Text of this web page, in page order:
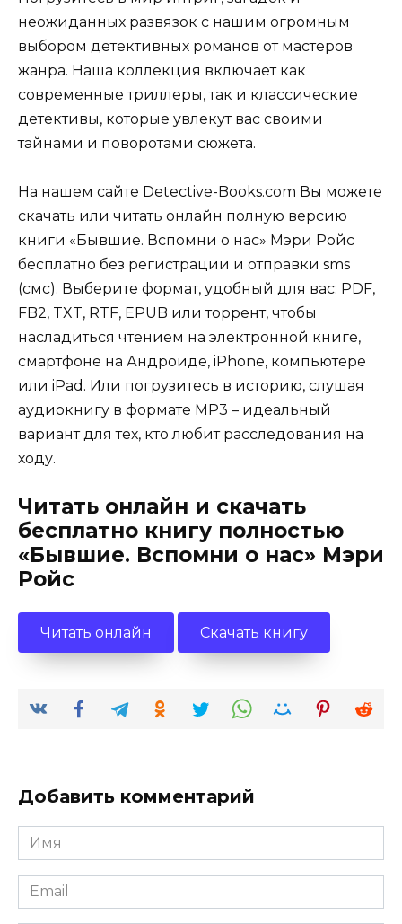
неожиданных развязок с нашим огромным
выбором детективных романов от мастеров
жанра. Наша коллекция включает как
современные триллеры, так и классические
детективы, которые увлекут вас своими
тайнами и поворотами сюжета.
На нашем сайте Detective-Books.com Вы можете
скачать или читать онлайн полную версию
книги «Бывшие. Вспомни о нас» Мэри Ройс
бесплатно без регистрации и отправки sms
(смс). Выберите формат, удобный для вас: PDF,
FB2, TXT, RTF, EPUB или торрент, чтобы
насладиться чтением на электронной книге,
смартфоне на Андроиде, iPhone, компьютере
или iPad. Или погрузитесь в историю, слушая
аудиокнигу в формате MP3 – идеальный
вариант для тех, кто любит расследования на
ходу.
Читать онлайн и скачать
бесплатно книгу полностью
«Бывшие. Вспомни о нас» Мэри
Ройс
Читать онлайн Скачать книгу
Добавить комментарий
Имя
*
Email
*